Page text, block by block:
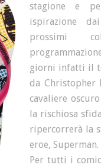
stagione e
ispirazione
prossimi
giorni infatti il
da Christopher
cavaliere
la rischiosa
ripercorrerà la
eroe, Superman.
Per tutti i